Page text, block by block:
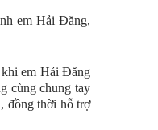
em Hải Đăng,
khi em Hải Đăng
cùng chung tay
đồng thời hỗ trợ